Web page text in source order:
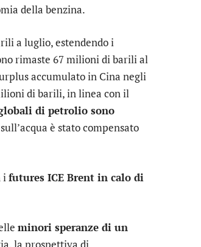
della benzina.
a luglio, estendendo i
rimaste 67 milioni di barili al
accumulato in Cina negli
di barili, in linea con il
di petrolio sono
è stato compensato
ifutures ICE Brent in calo di
minori speranze di un